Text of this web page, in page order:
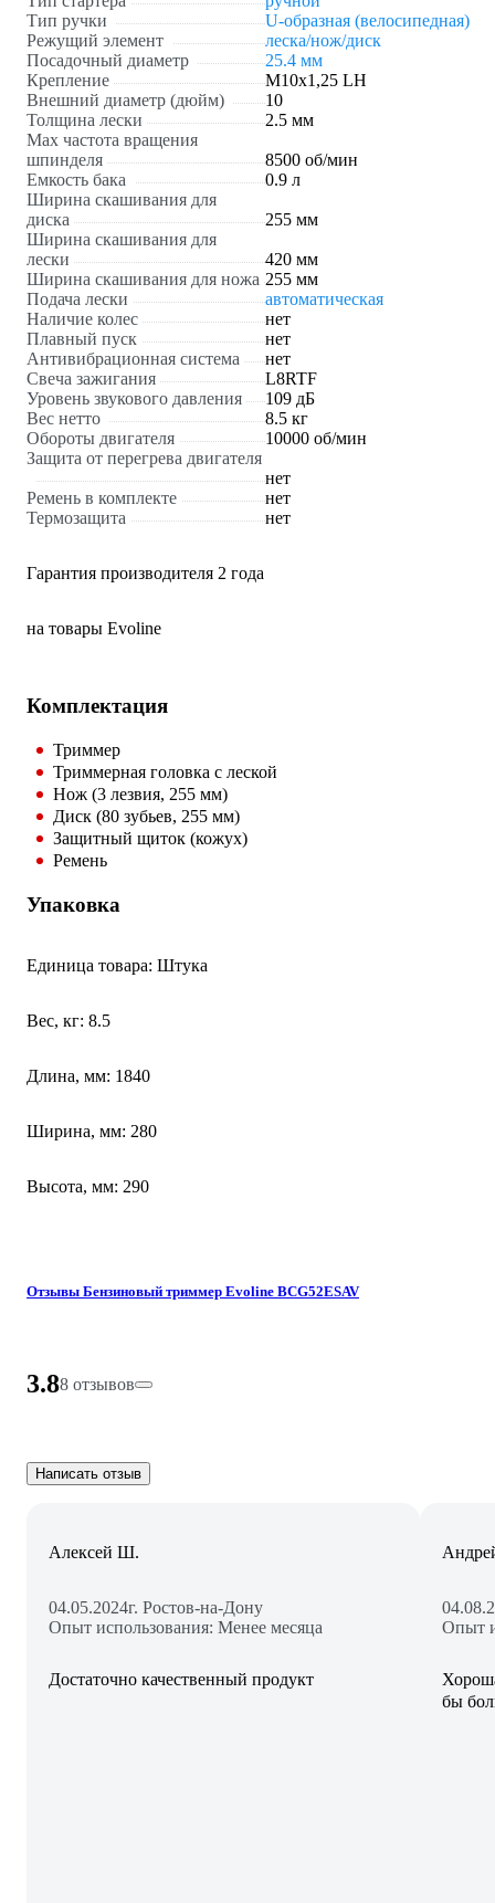
Тип ручки
U-образная (велосипедная)
Режущий элемент
леска/нож/диск
Посадочный диаметр
25.4 мм
Крепление
М10х1,25 LH
Внешний диаметр (дюйм)
10
Толщина лески
2.5 мм
Max частота вращения
шпинделя
8500 об/мин
Емкость бака
0.9 л
Ширина скашивания для
диска
255 мм
Ширина скашивания для
лески
420 мм
Ширина скашивания для ножа 255 мм
Подача лески
автоматическая
Наличие колес
нет
Плавный пуск
нет
Антивибрационная система
нет
Свеча зажигания
L8RTF
Уровень звукового давления
109 дБ
Вес нетто
8.5 кг
Обороты двигателя
10000 об/мин
Защита от перегрева двигателя
нет
Ремень в комплекте
нет
Термозащита
нет
Гарантия производителя 2 года
на товары Evoline
Комплектация
Триммер
Триммерная головка с леской
Нож (3 лезвия, 255 мм)
Диск (80 зубьев, 255 мм)
Защитный щиток (кожух)
Ремень
Упаковка
Единица товара: Штука
Вес, кг: 8.5
Длина, мм: 1840
Ширина, мм: 280
Высота, мм: 290
Отзывы Бензиновый триммер Evoline BCG52ESAV
3.88 отзывов
Написать отзыв
Алексей Ш.
04.05.2024г. Ростов-на-Дону
Опыт использования: Менее месяца
Достаточно качественный продукт
Опыт
бы